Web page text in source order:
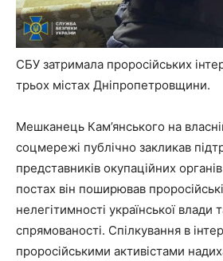
СБУ затримала проросійських
трьох містах Дніпропетровщини.
Мешканець Кам’янського на
соцмережі публічно закликав
представників окупаційних
постах він поширював
нелегітимності української влади
спрямованості. Спілкування в
проросійськими активістами